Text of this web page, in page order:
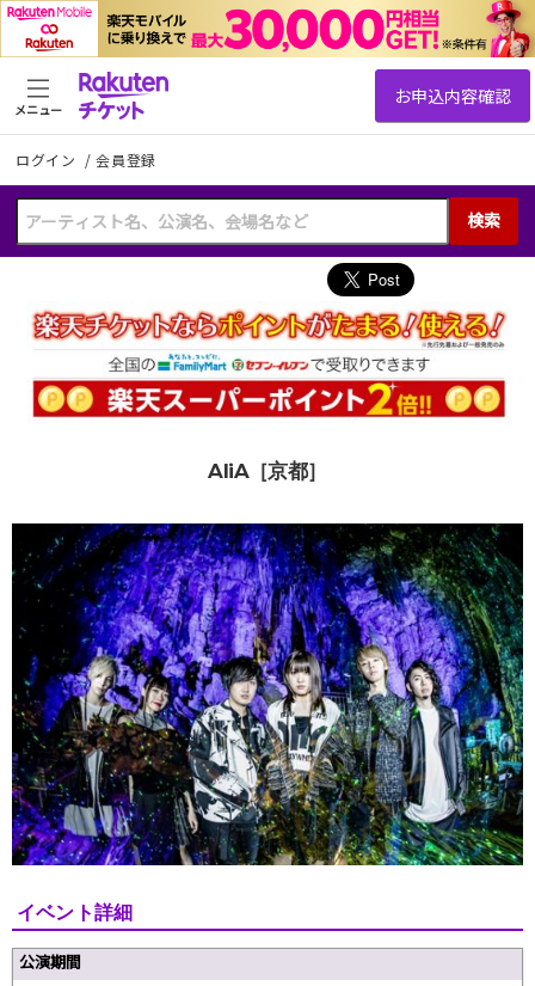
ログイン /会員登録
検索
メニュー
AliA［京都］
イベント詳細
公演期間